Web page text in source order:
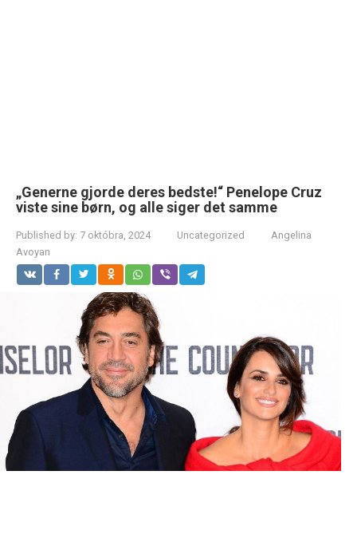
„Generne gjorde deres bedste!“ Penelope Cruz
viste sine børn, og alle siger det samme
Published by: 7 októbra, 2024 Uncategorized
Angelina
Avoyan